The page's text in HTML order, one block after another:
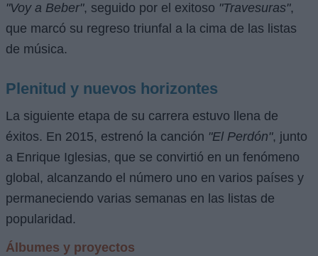
"Voy a Beber", seguido por el exitoso "Travesuras",
que marcó su regreso triunfal a la cima de las listas
de música.
Plenitud y nuevos horizontes
La siguiente etapa de su carrera estuvo llena de
éxitos. En 2015, estrenó la canción "El Perdón", junto
a Enrique Iglesias, que se convirtió en un fenómeno
global, alcanzando el número uno en varios países y
permaneciendo varias semanas en las listas de
popularidad.
Álbumes y proyectos